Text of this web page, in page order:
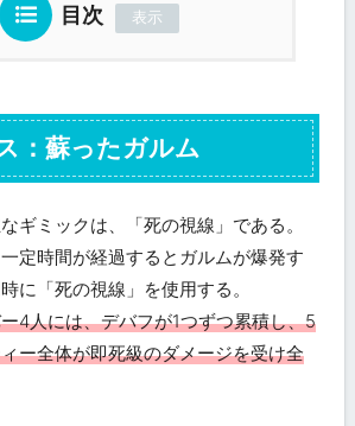
目次
：蘇ったガルム
ギミックは、「死の視線」である。
定時間が経過するとガルムが爆発す
に「死の視線」を使用する。
4人には、デバフが1つずつ累積し、5
ー全体が即死級のダメージを受け全